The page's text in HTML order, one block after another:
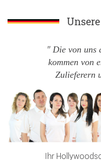
Die von uns
kommen von
Zulieferern
Ihr